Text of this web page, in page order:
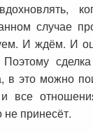
случае
И ждём. И
это можно
все
не принесёт.